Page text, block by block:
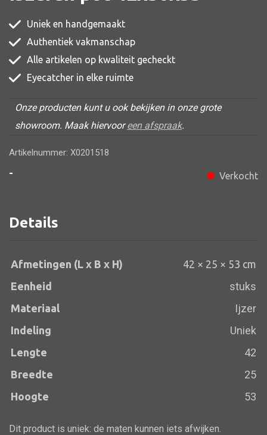
Comode
Eetkamer stoel
Barstoel
Stoel overig
Alle banken
Bank gestoffeerd
Bank hout
Bank IJzer
Chaise longues
Poef
Uniek en handgemaakt
Authentiek vakmanschap
Alle artikelen op kwaliteit gecheckt
Eyecatcher in elke ruimte
Onze producten kunt u ook bekijken in onze grote
showroom. Maak hiervooreen afspraak.
Artikelnummer: X0201518
-
Verkocht
Details
Afmetingen (L x B x H)
42 × 25 × 53 cm
Eenheid
stuks
Materiaal Ijzer
Indeling Uniek
Lengte 42
Breedte 25
Hoogte 53
Dit product is uniek: de maten kunnen iets afwijken.